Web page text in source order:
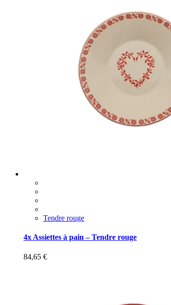
Tendre rouge
4x Assiettes à pain – Tendre rouge
84,65 €